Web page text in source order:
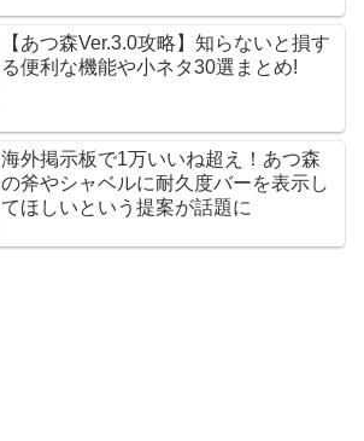
【あつ森Ver.3.0攻略】知らないと損す
る便利な機能や小ネタ30選まとめ!
海外掲示板で1万いいね超え！あつ森
の斧やシャベルに耐久度バーを表示し
てほしいという提案が話題に